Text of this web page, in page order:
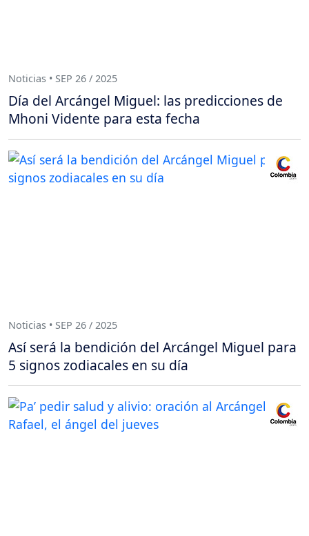
Noticias • SEP 26 / 2025
Día del Arcángel Miguel: las predicciones de
Mhoni Vidente para esta fecha
Noticias • SEP 26 / 2025
Así será la bendición del Arcángel Miguel para
5 signos zodiacales en su día